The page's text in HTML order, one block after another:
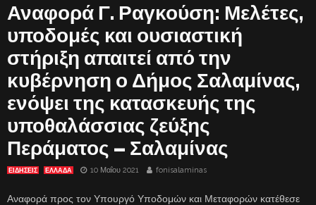
Αναφορά Γ. Ραγκούση: Μελέτες,
υποδομές και ουσιαστική
στήριξη απαιτεί από την
κυβέρνηση ο Δήμος Σαλαμίνας,
ενόψει της κατασκευής της
υποθαλάσσιας ζεύξης
Περάματος – Σαλαμίνας
ΕΙΔΗΣΕΙΣ ΕΛΛΑΔΑ 10 Μαΐου 2021 fonisalaminas
Αναφορά προς τον Υπουργό Υποδομών και Μεταφορών κατέθεσε